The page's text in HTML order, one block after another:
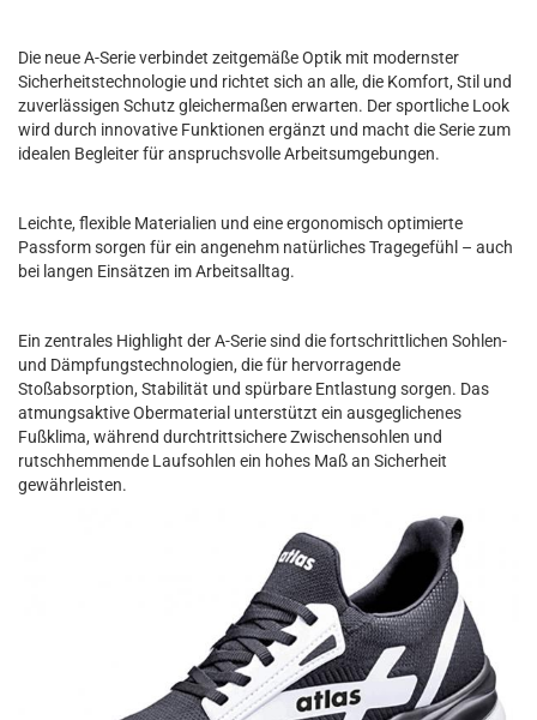
Die neue A-Serie verbindet zeitgemäße Optik mit modernster
Sicherheitstechnologie und richtet sich an alle, die Komfort, Stil und
zuverlässigen Schutz gleichermaßen erwarten. Der sportliche Look
wird durch innovative Funktionen ergänzt und macht die Serie zum
idealen Begleiter für anspruchsvolle Arbeitsumgebungen.
Leichte, flexible Materialien und eine ergonomisch optimierte
Passform sorgen für ein angenehm natürliches Tragegefühl – auch
bei langen Einsätzen im Arbeitsalltag.
Ein zentrales Highlight der A-Serie sind die fortschrittlichen Sohlen-
und Dämpfungstechnologien, die für hervorragende
Stoßabsorption, Stabilität und spürbare Entlastung sorgen. Das
atmungsaktive Obermaterial unterstützt ein ausgeglichenes
Fußklima, während durchtrittsichere Zwischensohlen und
rutschhemmende Laufsohlen ein hohes Maß an Sicherheit
gewährleisten.